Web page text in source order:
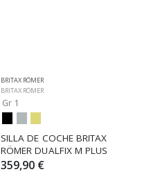
BRITAX RÖMER
BRITAX RÖMER
Gr 1
SILLA DE COCHE BRITAX
RÖMER DUALFIX M PLUS
359,90 €